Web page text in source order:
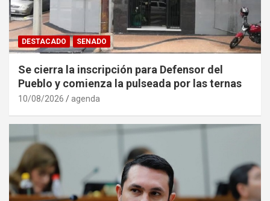
DESTACADO SENADO
Se cierra la inscripción para Defensor del
Pueblo y comienza la pulseada por las ternas
10/08/2026 agenda